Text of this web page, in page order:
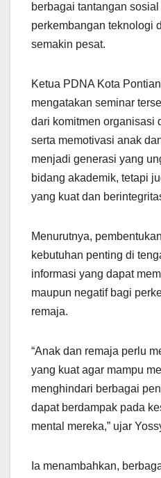
berbagai tantangan
perkembangan teknologi
semakin pesat.
Ketua PDNA Kota
mengatakan seminar
dari komitmen organisasi
serta memotivasi anak
menjadi generasi yang
bidang akademik, tetapi
yang kuat dan
Menurutnya,
kebutuhan penting di
informasi yang dapat
maupun negatif bagi
remaja.
“Anak dan remaja perlu
yang kuat agar mampu
menghindari berbagai
dapat berdampak pada
mental mereka,” ujar
Ia menambahkan,